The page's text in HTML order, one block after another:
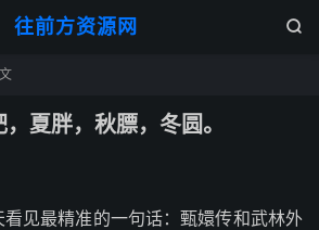
往前方资源网 
夏胖，秋膘，冬圆。
见最精准的一句话：甄嬛传和武林外